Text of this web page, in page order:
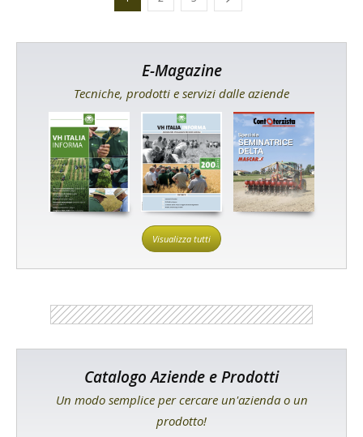
E-Magazine
Tecniche, prodotti e servizi dalle aziende
Visualizza tutti
Catalogo Aziende e Prodotti
Un modo semplice per cercare un'azienda o un
prodotto!